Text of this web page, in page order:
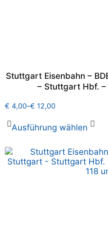
Stuttgart Eisenbahn –
– Stuttgart Hbf. –
€ 4,00–€ 12,00
Ausführung wählen